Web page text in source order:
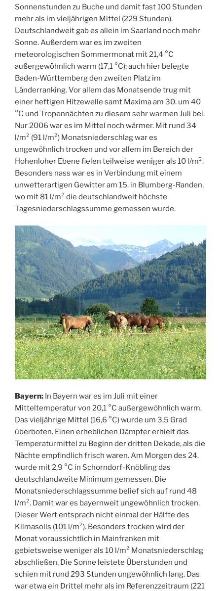
Sonnenstunden zu Buche und damit fast 100 Stunden
mehr als im vieljährigen Mittel (229 Stunden).
Deutschlandweit gab es allein im Saarland noch mehr
Sonne. Außerdem war es im zweiten
meteorologischen Sommermonat mit 21,4 °C
außergewöhnlich warm (17,1 °C); auch hier belegte
Baden-Württemberg den zweiten Platz im
Länderranking. Vor allem das Monatsende trug mit
einer heftigen Hitzewelle samt Maxima am 30. um 40
°C und Tropennächten zu diesem sehr warmen Juli bei.
Nur 2006 war es im Mittel noch wärmer. Mit rund 34
l/m² (91 l/m²) Monatsniederschlag war es
ungewöhnlich trocken und vor allem im Bereich der
Hohenloher Ebene fielen teilweise weniger als 10 l/m².
Besonders nass war es in Verbindung mit einem
unwetterartigen Gewitter am 15. in Blumberg-Randen,
wo mit 81 l/m² die deutschlandweit höchste
Tagesniederschlagssumme gemessen wurde.
Bayern: In Bayern war es im Juli mit einer
Mitteltemperatur von 20,1 °C außergewöhnlich warm.
Das vieljährige Mittel (16,6 °C) wurde um 3,5 Grad
überboten. Einen erheblichen Dämpfer erhielt das
Temperaturmittel zu Beginn der dritten Dekade, als die
Nächte empfindlich frisch waren. Am Morgen des 24.
wurde mit 2,9 °C in Schorndorf-Knöbling das
deutschlandweite Minimum gemessen. Die
Monatsniederschlagssumme belief sich auf rund 48
l/m². Damit war es bayernweit ungewöhnlich trocken.
Dieser Wert entsprach nicht einmal der Hälfte des
Klimasolls (101 l/m²). Besonders trocken wird der
Monat voraussichtlich in Mainfranken mit
gebietsweise weniger als 10 l/m² Monatsniederschlag
abschließen. Die Sonne leistete Überstunden und
schien mit rund 293 Stunden ungewöhnlich lang. Das
war etwa ein Drittel mehr als im Referenzzeitraum (221